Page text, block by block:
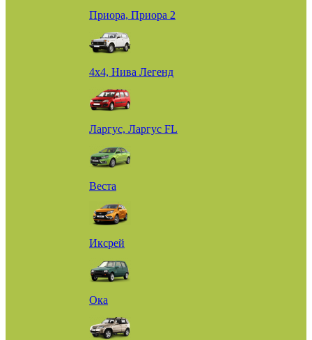
Приора, Приора 2
4х4, Нива Легенд
Ларгус, Ларгус FL
Веста
Иксрей
Ока